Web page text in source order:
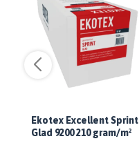
Ekotex Excellent Sprint
Glad 9200 210 gram/m²